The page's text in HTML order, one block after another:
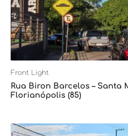
Front Light
Rua Biron Barcelos – Santa
Florianópolis (85)